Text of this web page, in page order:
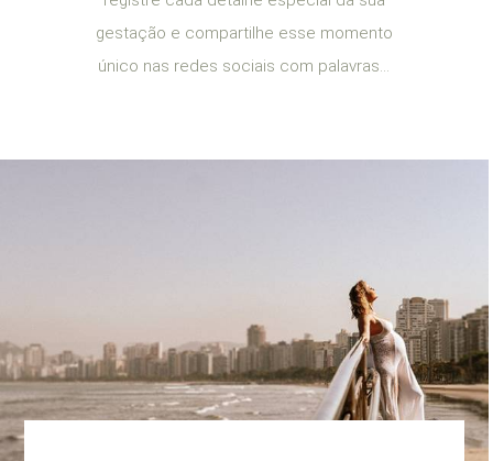
gestação e compartilhe esse momento
único nas redes sociais com palavras...